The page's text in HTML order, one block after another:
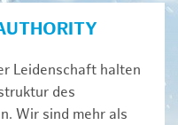
Leidenschaft halten
des
Wir sind mehr als